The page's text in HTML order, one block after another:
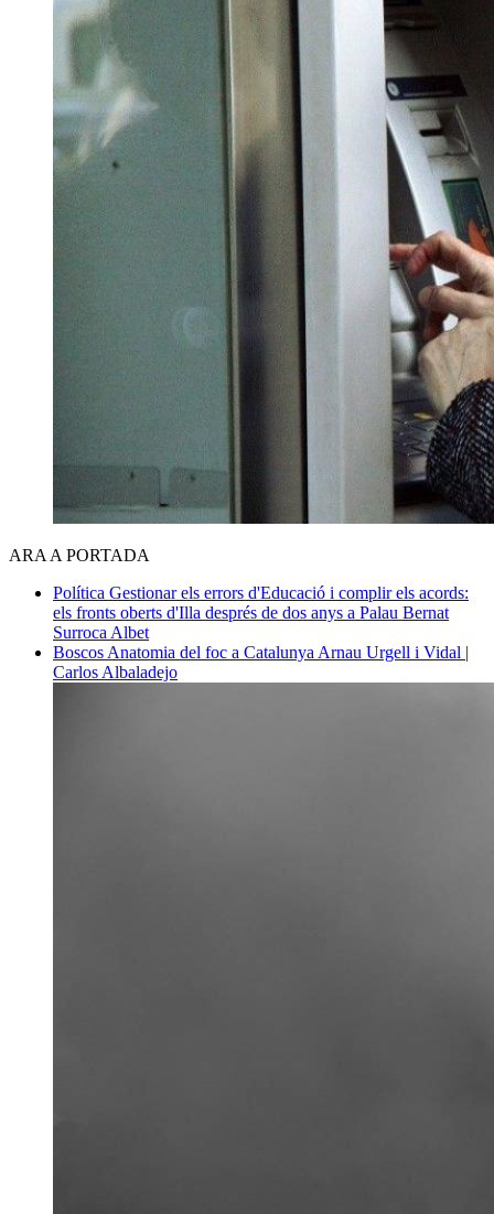
ARA A PORTADA
Política Gestionar els errors d'Educació i complir els acords:
els fronts oberts d'Illa després de dos anys a Palau Bernat
Surroca Albet
Boscos Anatomia del foc a Catalunya Arnau Urgell i Vidal |
Carlos Albaladejo